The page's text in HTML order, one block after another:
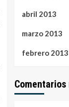
abril 2013
marzo 2013
febrero 2013